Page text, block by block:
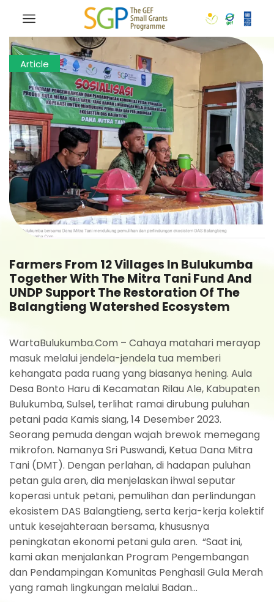
Article
Farmers From 12 Villages In Bulukumba
Together With The Mitra Tani Fund And
UNDP Support The Restoration Of The
Balangtieng Watershed Ecosystem
WartaBulukumba.Com – Cahaya matahari merayap
masuk melalui jendela-jendela tua memberi
kehangata pada ruang yang biasanya hening. Aula
Desa Bonto Haru di Kecamatan Rilau Ale, Kabupaten
Bulukumba, Sulsel, terlihat ramai dirubung puluhan
petani pada Kamis siang, 14 Desember 2023.
Seorang pemuda dengan wajah brewok memegang
mikrofon. Namanya Sri Puswandi, Ketua Dana Mitra
Tani (DMT). Dengan perlahan, di hadapan puluhan
petan gula aren, dia menjelaskan ihwal seputar
koperasi untuk petani, pemulihan dan perlindungan
ekosistem DAS Balangtieng, serta kerja-kerja kolektif
untuk kesejahteraan bersama, khususnya
peningkatan ekonomi petani gula aren. “Saat ini,
kami akan menjalankan Program Pengembangan
dan Pendampingan Komunitas Penghasil Gula Merah
yang ramah lingkungan melalui Badan...